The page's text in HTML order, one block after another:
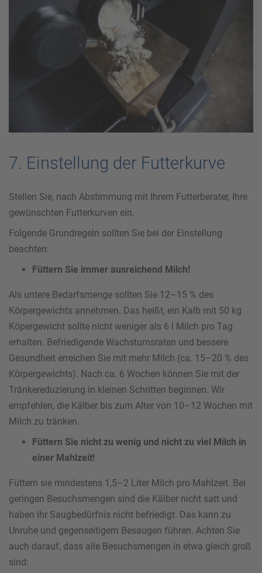
7. Einstellung der Futterkurve
Stellen Sie, nach Abstimmung mit Ihrem Futterberater, Ihre
gewünschten Futterkurven ein.
Folgende Grundregeln sollten Sie bei der Einstellung
beachten:
Füttern Sie immer ausreichend Milch!
Als untere Bedarfsmenge sollten Sie 12–15 % des
Körpergewichts annehmen. Das heißt, ein Kalb mit 50 kg
Köpergewicht sollte nicht weniger als 6 l Milch pro Tag
erhalten. Befriedigende Wachstumsraten und bessere
Gesundheit erreichen Sie mit mehr Milch (ca. 15–20 % des
Körpergewichts). Nach ca. 6 Wochen können Sie mit der
Tränkereduzierung in kleinen Schritten beginnen. Wir
empfehlen, die Kälber bis zum Alter von 10–12 Wochen mit
Milch zu tränken.
Füttern Sie nicht zu wenig und nicht zu viel Milch in
einer Mahlzeit!
Füttern sie mindestens 1,5–2 Liter Milch pro Mahlzeit. Bei
geringen Besuchsmengen sind die Kälber nicht satt und
haben ihr Saugbedürfnis nicht befriedigt. Das kann zu
Unruhe und gegenseitigem Besaugen führen. Achten Sie
auch darauf, dass alle Besuchsmengen in etwa gleich groß
sind: